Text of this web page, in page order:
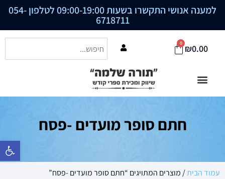
פתח סרגל
למענה אנושי התקשרו בשעות 09:00-19:00 לטלפון 054-
6718711
₪0.00
0
חתם סופר מועדים -פסח
עמוד הבית/ מוצרים המתויגים “חתם סופר מועדים -פסח”